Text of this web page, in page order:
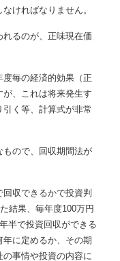
ければなりません。
るのが、正味現在価
毎の経済的効果（正
、これは将来発生す
く等、計算式が非常
ので、回収期間法が
収できるかで投資判
結果、毎年度100万円
半で投資回収ができる
に定めるか、その期
事情や投資の内容に